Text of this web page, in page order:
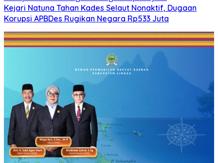
Kejari Natuna Tahan Kades Selaut Nonaktif, Dugaan
Korupsi APBDes Rugikan Negara Rp533 Juta